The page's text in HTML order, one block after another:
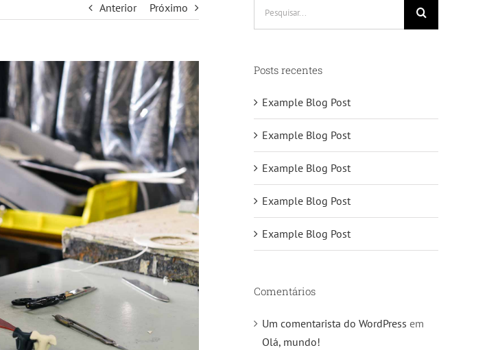
Anterior Próximo
resultados
Posts recentes
Example Blog Post
Example Blog Post
Example Blog Post
Example Blog Post
Example Blog Post
Comentários
Um comentarista do WordPress em
Olá, mundo!